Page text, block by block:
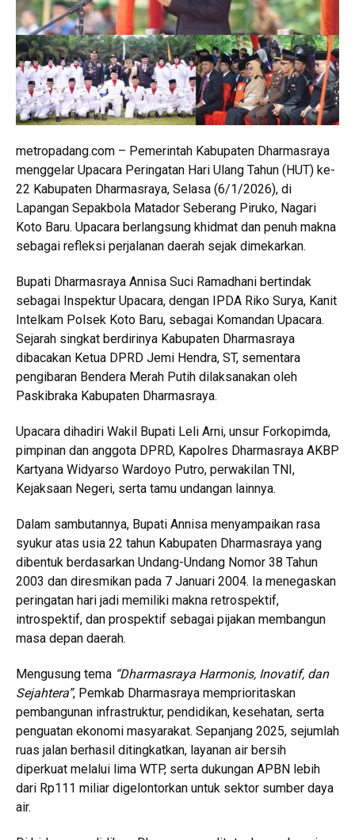
metropadang.com – Pemerintah Kabupaten Dharmasraya
menggelar Upacara Peringatan Hari Ulang Tahun (HUT) ke-
22 Kabupaten Dharmasraya, Selasa (6/1/2026), di
Lapangan Sepakbola Matador Seberang Piruko, Nagari
Koto Baru. Upacara berlangsung khidmat dan penuh makna
sebagai refleksi perjalanan daerah sejak dimekarkan.
Bupati Dharmasraya Annisa Suci Ramadhani bertindak
sebagai Inspektur Upacara, dengan IPDA Riko Surya, Kanit
Intelkam Polsek Koto Baru, sebagai Komandan Upacara.
Sejarah singkat berdirinya Kabupaten Dharmasraya
dibacakan Ketua DPRD Jemi Hendra, ST, sementara
pengibaran Bendera Merah Putih dilaksanakan oleh
Paskibraka Kabupaten Dharmasraya.
Upacara dihadiri Wakil Bupati Leli Arni, unsur Forkopimda,
pimpinan dan anggota DPRD, Kapolres Dharmasraya AKBP
Kartyana Widyarso Wardoyo Putro, perwakilan TNI,
Kejaksaan Negeri, serta tamu undangan lainnya.
Dalam sambutannya, Bupati Annisa menyampaikan rasa
syukur atas usia 22 tahun Kabupaten Dharmasraya yang
dibentuk berdasarkan Undang-Undang Nomor 38 Tahun
2003 dan diresmikan pada 7 Januari 2004. Ia menegaskan
peringatan hari jadi memiliki makna retrospektif,
introspektif, dan prospektif sebagai pijakan membangun
masa depan daerah.
Mengusung tema “Dharmasraya Harmonis, Inovatif, dan
Sejahtera”, Pemkab Dharmasraya memprioritaskan
pembangunan infrastruktur, pendidikan, kesehatan, serta
penguatan ekonomi masyarakat. Sepanjang 2025, sejumlah
ruas jalan berhasil ditingkatkan, layanan air bersih
diperkuat melalui lima WTP, serta dukungan APBN lebih
dari Rp111 miliar digelontorkan untuk sektor sumber daya
air.